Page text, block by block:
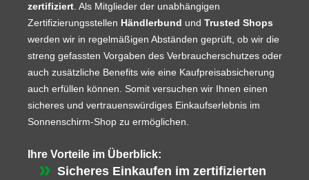
zertifiziert . Als Mitglieder der unabhängigen
Zertifizierungsstellen Händlerbund und Trusted Shops
werden wir in regelmäßigen Abständen geprüft, ob wir die
streng gefassten Vorgaben des Verbraucherschutzes oder
auch zusätzliche Benefits wie eine Kaufpreisabsicherung
auch erfüllen können. Somit versuchen wir Ihnen einen
sicheres und vertrauenswürdiges Einkaufserlebnis im
Sonnenschirm-Shop zu ermöglichen.
Ihre Vorteile im Überblick:
Sicheres Einkaufen im zertifizierten